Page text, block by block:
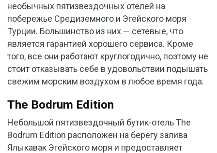
необычных пятизвездочных отелей на
побережье Средиземного и Эгейского моря
Турции. Большинство из них — сетевые, что
является гарантией хорошего сервиса. Кроме
того, все они работают круглогодично, поэтому не
стоит отказывать себе в удовольствии подышать
свежим морским воздухом в любое время года.
The Bodrum Edition
Небольшой пятизвездочный бутик-отель The
Bodrum Edition расположен на берегу залива
Ялыкавак Эгейского моря и предоставляет